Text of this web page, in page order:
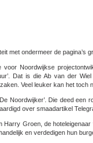
met ondermeer de pagina’s
voor Noordwijkse
Dat is die Ab van der
Veel leuker kan het toch
Noordwijker’. Die deed een
over smaadartikel
Harry Groen, de
en verdedigen hun